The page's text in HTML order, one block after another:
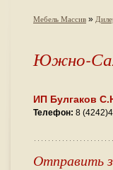
Мебель Массив »
Южно-
ИП Булгаков
Телефон: 8
Отправить